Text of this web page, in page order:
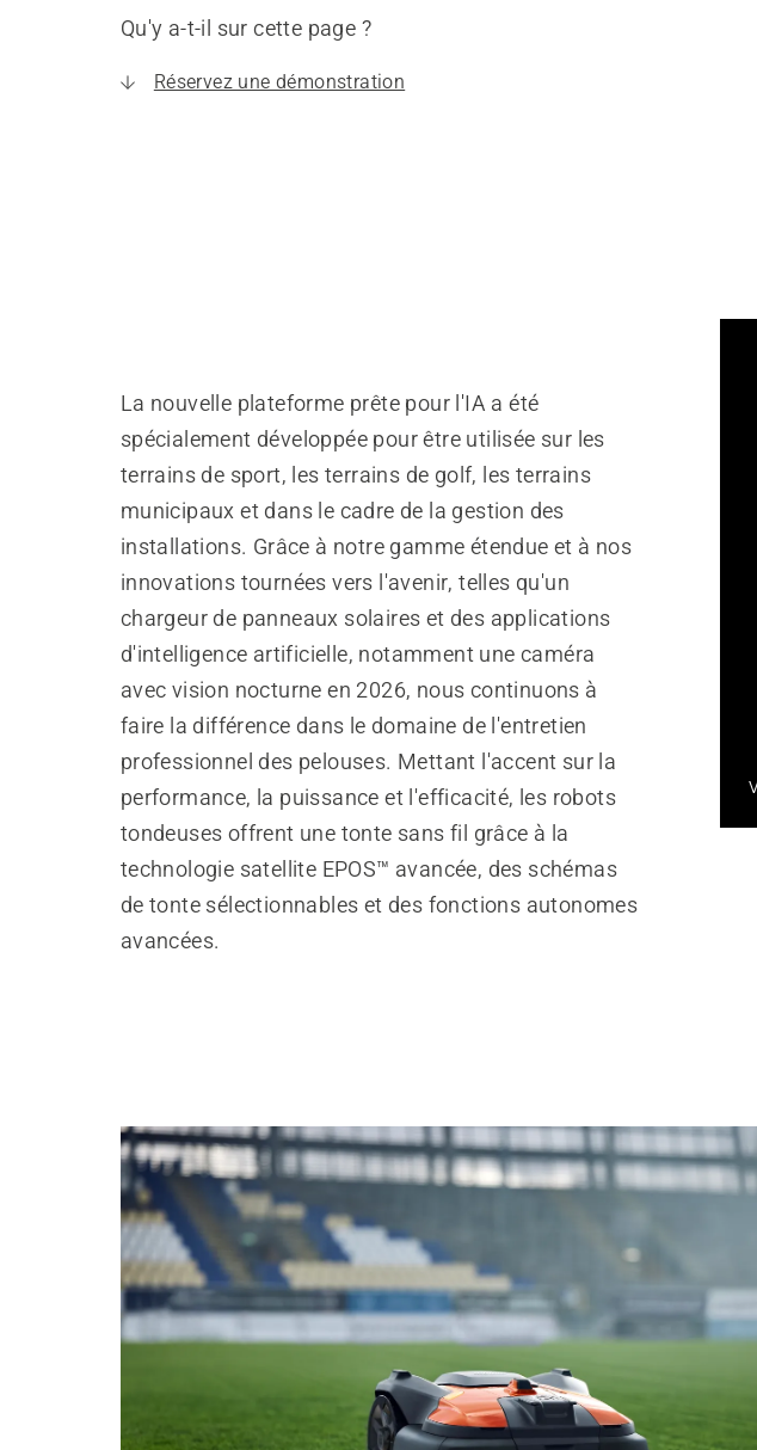
Qu'y a-t-il sur cette page ?
Réservez une démonstration
La nouvelle plateforme prête pour l'IA a été
spécialement développée pour être utilisée sur les
terrains de sport, les terrains de golf, les terrains
municipaux et dans le cadre de la gestion des
installations. Grâce à notre gamme étendue et à nos
innovations tournées vers l'avenir, telles qu'un
chargeur de panneaux solaires et des applications
d'intelligence artificielle, notamment une caméra
avec vision nocturne en 2026, nous continuons à
faire la différence dans le domaine de l'entretien
professionnel des pelouses. Mettant l'accent sur la
performance, la puissance et l'efficacité, les robots
tondeuses offrent une tonte sans fil grâce à la
technologie satellite EPOS™ avancée, des schémas
de tonte sélectionnables et des fonctions autonomes
avancées.